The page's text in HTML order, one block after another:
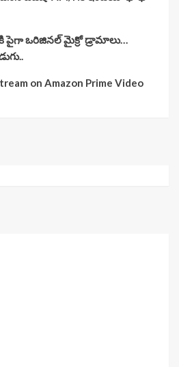
పైగా ఒరిజినల్ మైక్రో డ్రామాలు…
on Amazon Prime Video